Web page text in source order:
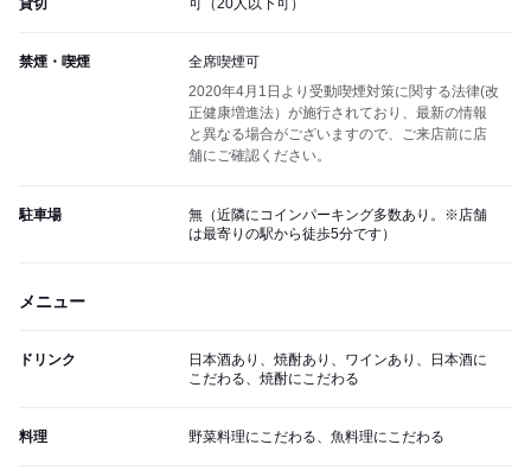
貸切 可（20人以下可）
禁煙・喫煙
全席喫煙可
2020年4月1日より受動喫煙対策に関する法律(改
正健康増進法）が施行されており、最新の情報
と異なる場合がございますので、ご来店前に店
舗にご確認ください。
駐車場
無（近隣にコインパーキング多数あり。※店舗
は最寄りの駅から徒歩5分です）
メニュー
ドリンク
日本酒あり、焼酎あり、ワインあり、日本酒に
こだわる、焼酎にこだわる
料理 野菜料理にこだわる、魚料理にこだわる